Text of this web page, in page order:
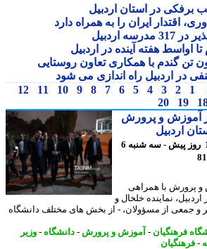
در استان اردبیل
اقتدار ایران را به همراه دارد
هفته آینده در اردبیل
گندم با همکاری تعاون روستایی
اردبیل راه اندازی می شود
2
3
4
5
6
7
8
9
10
11
12
19
20
و پرورش
اردبیل
10 روز پیش - سه شنبه 6
با همراهی
نماینده خلخال و
از مسؤولان، - از بخش های مختلف دانشگاه
فرهنگیان-آموزش و پرورش-دانشگاه-وزیر